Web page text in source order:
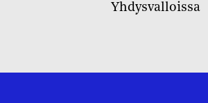
Yhdysvalloissa